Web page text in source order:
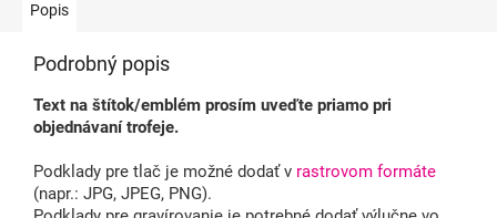
Popis
Podrobný popis
Text na štítok/emblém prosím uveďte priamo pri
objednávaní trofeje.
Podklady pre tlač je možné dodať v rastrovom formáte
(napr.: JPG, JPEG, PNG).